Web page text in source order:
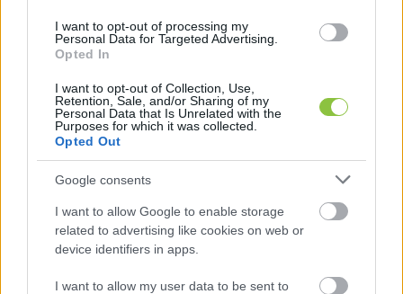
I want to opt-out of processing my
Personal Data for Targeted Advertising.
Opted In
I want to opt-out of Collection, Use,
Retention, Sale, and/or Sharing of my
Personal Data that Is Unrelated with the
Purposes for which it was collected.
Opted Out
Google consents
I want to allow Google to enable storage
related to advertising like cookies on web or
device identifiers in apps.
I want to allow my user data to be sent to
Emelkedőben van az infláció
élelmiszerek ára 7,1 százalékkal nőtt
, ezen belül:
a liszté 44,3,
az étolajé 27,5,
a tojásé 24,7,